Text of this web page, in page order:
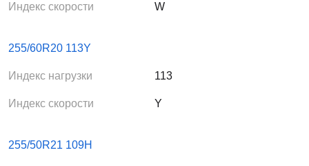
Индекс скорости W
255/60R20 113Y
Индекс нагрузки 113
Индекс скорости Y
255/50R21 109H